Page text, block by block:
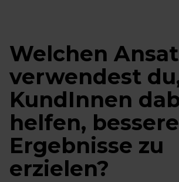
Welchen
verwendest
KundInnen
helfen, bessere
Ergebnisse zu
erzielen?